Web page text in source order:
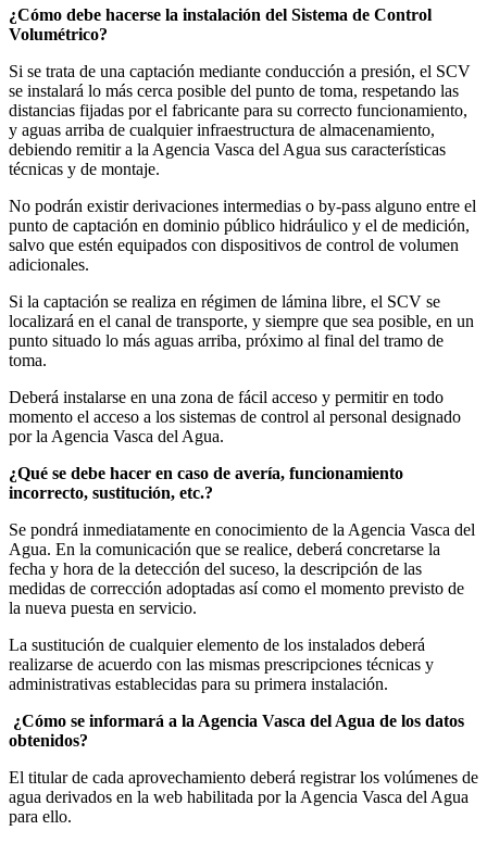
¿Cómo debe hacerse la instalación del Sistema de Control
Volumétrico?
Si se trata de una captación mediante conducción a presión, el SCV
se instalará lo más cerca posible del punto de toma, respetando las
distancias fijadas por el fabricante para su correcto funcionamiento,
y aguas arriba de cualquier infraestructura de almacenamiento,
debiendo remitir a la Agencia Vasca del Agua sus características
técnicas y de montaje.
No podrán existir derivaciones intermedias o by-pass alguno entre el
punto de captación en dominio público hidráulico y el de medición,
salvo que estén equipados con dispositivos de control de volumen
adicionales.
Si la captación se realiza en régimen de lámina libre, el SCV se
localizará en el canal de transporte, y siempre que sea posible, en un
punto situado lo más aguas arriba, próximo al final del tramo de
toma.
Deberá instalarse en una zona de fácil acceso y permitir en todo
momento el acceso a los sistemas de control al personal designado
por la Agencia Vasca del Agua.
¿Qué se debe hacer en caso de avería, funcionamiento
incorrecto, sustitución, etc.?
Se pondrá inmediatamente en conocimiento de la Agencia Vasca del
Agua. En la comunicación que se realice, deberá concretarse la
fecha y hora de la detección del suceso, la descripción de las
medidas de corrección adoptadas así como el momento previsto de
la nueva puesta en servicio.
La sustitución de cualquier elemento de los instalados deberá
realizarse de acuerdo con las mismas prescripciones técnicas y
administrativas establecidas para su primera instalación.
¿Cómo se informará a la Agencia Vasca del Agua de los datos
obtenidos?
El titular de cada aprovechamiento deberá registrar los volúmenes de
agua derivados en la web habilitada por la Agencia Vasca del Agua
para ello.